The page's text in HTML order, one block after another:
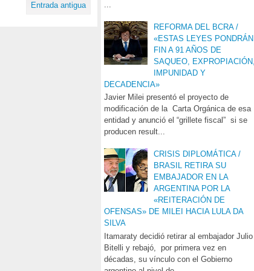
REFORMA DEL BCRA /
«ESTAS LEYES PONDRÁN
FIN A 91 AÑOS DE
SAQUEO, EXPROPIACIÓN,
IMPUNIDAD Y
DECADENCIA»
Javier Milei presentó el proyecto de
modificación de la Carta Orgánica de esa
entidad y anunció el “grillete fiscal” si se
producen result...
CRISIS DIPLOMÁTICA /
BRASIL RETIRA SU
EMBAJADOR EN LA
ARGENTINA POR LA
«REITERACIÓN DE
OFENSAS» DE MILEI HACIA LULA DA
SILVA
Itamaraty decidió retirar al embajador Julio
Bitelli y rebajó, por primera vez en
décadas, su vínculo con el Gobierno
Entrada antigua